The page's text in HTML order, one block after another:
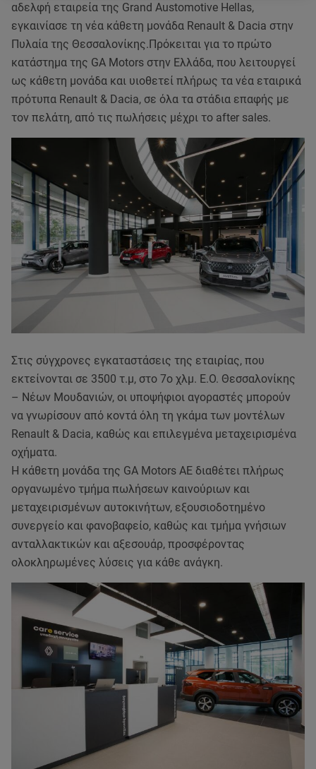
αδελφή εταιρεία της Grand Austomotive Hellas,
εγκαινίασε τη νέα κάθετη μονάδα Renault & Dacia στην
Πυλαία της Θεσσαλονίκης.Πρόκειται για το πρώτο
κατάστημα της GA Motors στην Ελλάδα, που λειτουργεί
ως κάθετη μονάδα και υιοθετεί πλήρως τα νέα εταιρικά
πρότυπα Renault & Dacia, σε όλα τα στάδια επαφής με
τον πελάτη, από τις πωλήσεις μέχρι το after sales.
Στις σύγχρονες εγκαταστάσεις της εταιρίας, που
εκτείνονται σε 3500 τ.μ, στο 7ο χλμ. Ε.Ο. Θεσσαλονίκης
– Νέων Μουδανιών, οι υποψήφιοι αγοραστές μπορούν
να γνωρίσουν από κοντά όλη τη γκάμα των μοντέλων
Renault & Dacia, καθώς και επιλεγμένα μεταχειρισμένα
οχήματα.
Η κάθετη μονάδα της GA Motors ΑΕ διαθέτει πλήρως
οργανωμένο τμήμα πωλήσεων καινούριων και
μεταχειρισμένων αυτοκινήτων, εξουσιοδοτημένο
συνεργείο και φανοβαφείο, καθώς και τμήμα γνήσιων
ανταλλακτικών και αξεσουάρ, προσφέροντας
ολοκληρωμένες λύσεις για κάθε ανάγκη.